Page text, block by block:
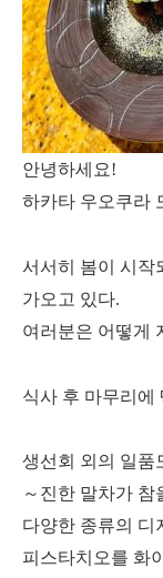
안녕하세요!
하카타 우오쿠라
서서히 봄이 시작
가오고 있다.
여러분은 어떻게
식사 후 마무리에
생선회 외의 일품
～진한 말차가 참
다양한 종류의 디
피스타치오를 화